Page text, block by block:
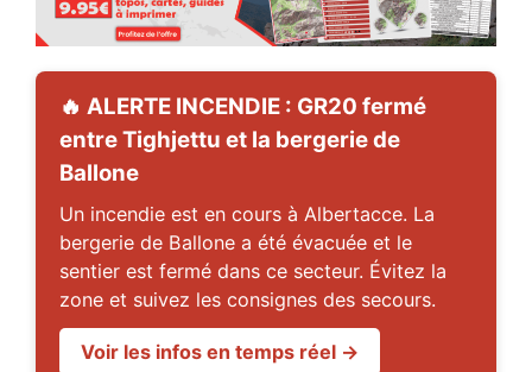
🔥 ALERTE INCENDIE : GR20 fermé
entre Tighjettu et la bergerie de
Ballone
Un incendie est en cours à Albertacce. La
bergerie de Ballone a été évacuée et le
sentier est fermé dans ce secteur. Évitez la
zone et suivez les consignes des secours.
Voir les infos en temps réel →